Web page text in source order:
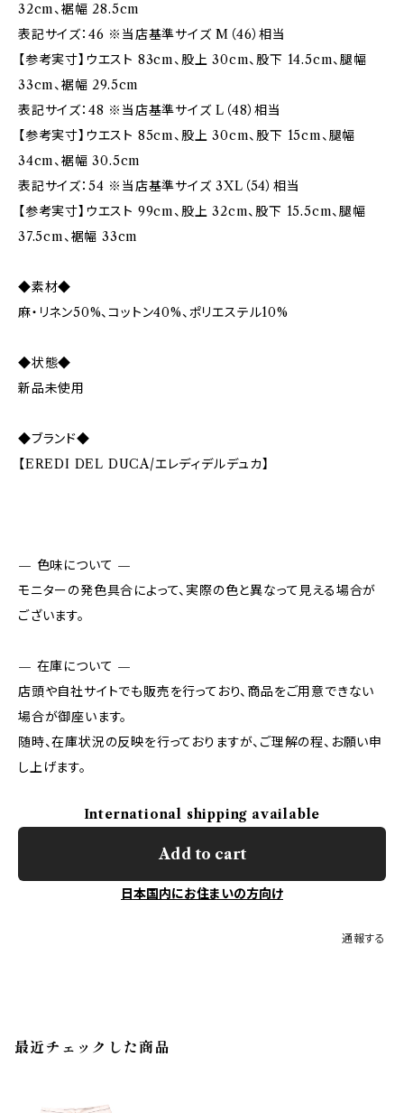
32cm、裾幅 28.5cm
表記サイズ：46 ※当店基準サイズ M（46）相当
【参考実寸】ウエスト 83cm、股上 30cm、股下 14.5cm、腿幅
33cm、裾幅 29.5cm
表記サイズ：48 ※当店基準サイズ L（48）相当
【参考実寸】ウエスト 85cm、股上 30cm、股下 15cm、腿幅
34cm、裾幅 30.5cm
表記サイズ：54 ※当店基準サイズ 3XL（54）相当
【参考実寸】ウエスト 99cm、股上 32cm、股下 15.5cm、腿幅
37.5cm、裾幅 33cm
◆素材◆
麻・リネン50%、コットン40%、ポリエステル10%
◆状態◆
新品未使用
◆ブランド◆
【EREDI DEL DUCA/エレディデルデュカ】
— 色味について —
モニターの発色具合によって、実際の色と異なって見える場合が
ございます。
— 在庫について —
店頭や自社サイトでも販売を行っており、商品をご用意できない
場合が御座います。
随時、在庫状況の反映を行っておりますが、ご理解の程、お願い申
し上げます。
International shipping available
Add to cart
日本国内にお住まいの方向け
通報する
最近チェックした商品